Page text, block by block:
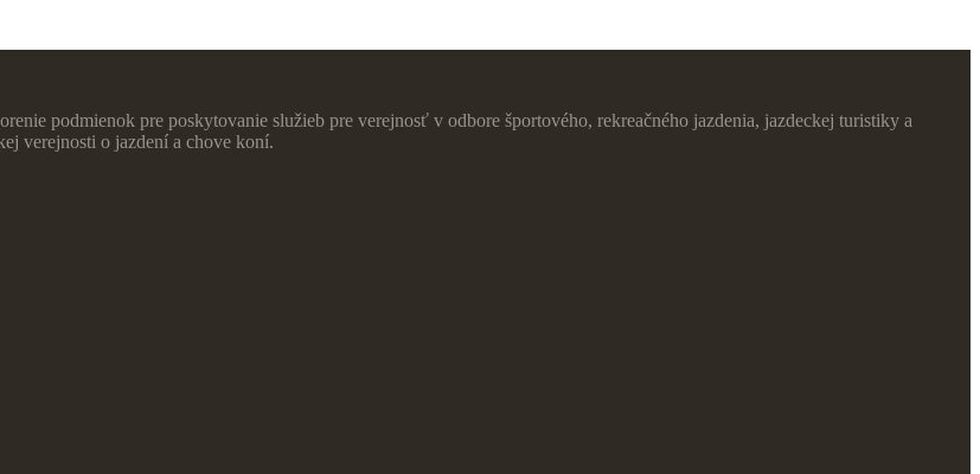
podmienok pre poskytovanie služieb pre verejnosť v odbore športového, rekreačného jazdenia, jazdeckej turistiky a
verejnosti o jazdení a chove koní.